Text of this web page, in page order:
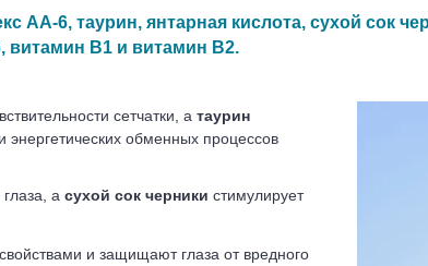
АА-6, таурин, янтарная кислота, сухой сок
витамин В1 и витамин В2.
сетчатки, а таурин
обменных процессов
а сухой сок черники стимулирует
и защищают глаза от вредного